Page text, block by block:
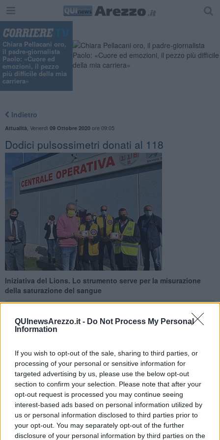
QUInewsArezzo.it - Do Not Process My Personal
Information
If you wish to opt-out of the sale, sharing to third parties, or
processing of your personal or sensitive information for
targeted advertising by us, please use the below opt-out
section to confirm your selection. Please note that after your
opt-out request is processed you may continue seeing
interest-based ads based on personal information utilized by
us or personal information disclosed to third parties prior to
your opt-out. You may separately opt-out of the further
disclosure of your personal information by third parties on the
Chiara Pellacani oro,
il padre-giornalista
Paolo: «Cuore ed
emozioni, il pezzo
più difficile della mia
carriera»
Indietro
Attualità Venerdì 09 Ottobre 2020ore 09:05
Dodici pulsossimetri donati al 118
Iniziativa del Lions. Lo strumento serve per la misurazione
della saturazione del sangue
AREZZO —Donati12 pulsossimetriallo staff medico dell’Unità
Operativa del 118 di Arezzo. L'iniziativa è delLions aretino
attraverso gli 11 Clubs della VII Circoscrizione.
Questi strumenti sono utili per misurare laquantità di emoglobina
legata nel sangue in maniera non invasiva. La consegna è
avvenuta nelle mani del Direttore del Dipartimento Emergenza
Urgenza Massimo Mandò, alla presenza del Governatore del
Distretto 108LA ﴾Toscana﴿ Marco Busini, il presidente di
circoscrizione della passata annata lionistica Francesco Brami e dei